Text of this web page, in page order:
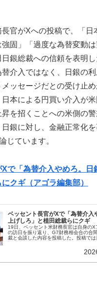
官がXへの投稿で、「日
固」「過度な為替変動
銀総裁への信頼を表明
介入ではなく、日銀の
ッセージだとの受け止
日本による円買い介入が
を招くことへの米側の
銀に対し、金融正常化
じています。
で「為替介入やめろ。日
クギ（アゴラ編集部）
ベッセント長官がXで「為替介入
上げしろ」と植田総裁らにクギ
19日、ベッセント米財務長官は自身のX
の訪日を振り返り、G7財務相会合の合
裁と会談した内容を投稿した。投稿で